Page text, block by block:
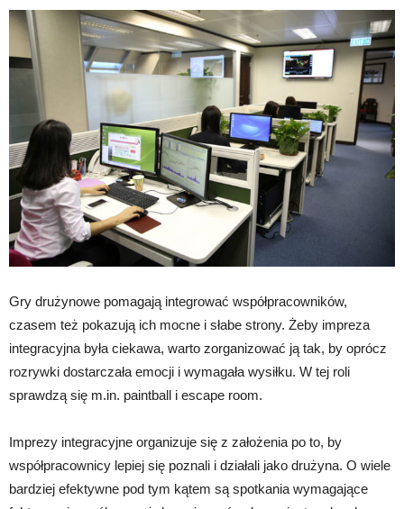
Gry drużynowe pomagają integrować współpracowników,
czasem też pokazują ich mocne i słabe strony. Żeby impreza
integracyjna była ciekawa, warto zorganizować ją tak, by oprócz
rozrywki dostarczała emocji i wymagała wysiłku. W tej roli
sprawdzą się m.in. paintball i escape room.
Imprezy integracyjne organizuje się z założenia po to, by
współpracownicy lepiej się poznali i działali jako drużyna. O wiele
bardziej efektywne pod tym kątem są spotkania wymagające